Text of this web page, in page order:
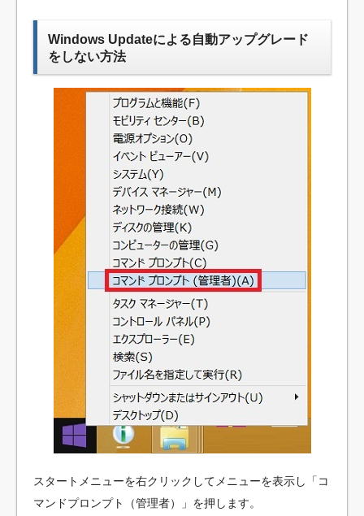
Windows Updateによる自動アップグレード
をしない方法
スタートメニューを右クリックしてメニューを表示し「コ
マンドプロンプト（管理者）」を押します。